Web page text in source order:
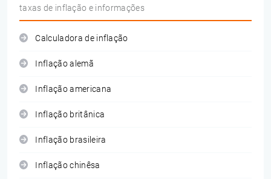
taxas de inflação e informações
Calculadora de inflação
Inflação alemã
Inflação americana
Inflação britânica
Inflação brasileira
Inflação chinêsa